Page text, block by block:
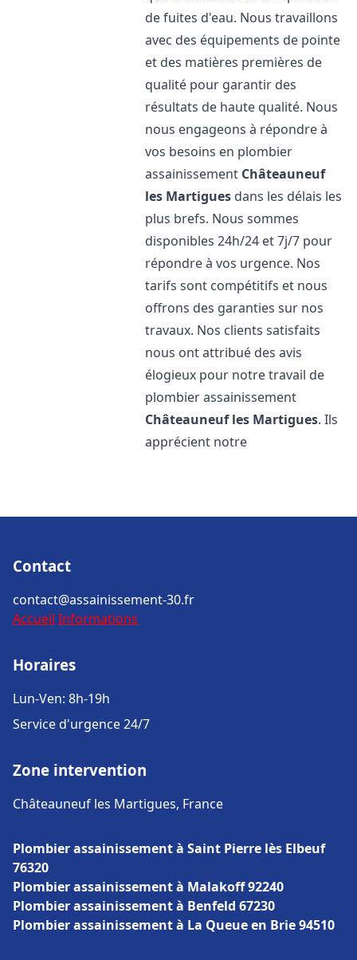
de fuites d'eau. Nous travaillons
avec des équipements de pointe
et des matières premières de
qualité pour garantir des
résultats de haute qualité. Nous
nous engageons à répondre à
vos besoins en plombier
assainissement Châteauneuf
les Martigues dans les délais les
plus brefs. Nous sommes
disponibles 24h/24 et 7j/7 pour
répondre à vos urgence. Nos
tarifs sont compétitifs et nous
offrons des garanties sur nos
travaux. Nos clients satisfaits
nous ont attribué des avis
élogieux pour notre travail de
plombier assainissement
Châteauneuf les Martigues. Ils
apprécient notre
Contact
contact@assainissement-30.fr
Accueil Informations
Horaires
Lun-Ven: 8h-19h
Service d'urgence 24/7
Zone intervention
Châteauneuf les Martigues, France
Plombier assainissement à Saint Pierre lès Elbeuf
76320
Plombier assainissement à Malakoff 92240
Plombier assainissement à Benfeld 67230
Plombier assainissement à La Queue en Brie 94510